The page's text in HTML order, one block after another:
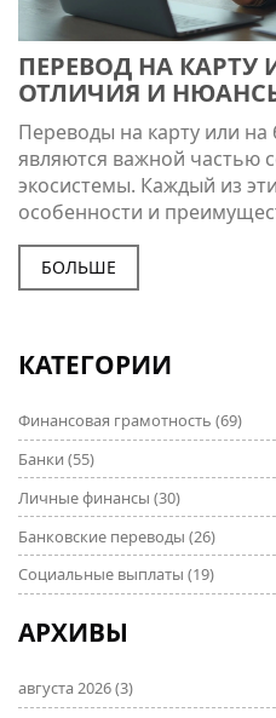
ПЕРЕВОД НА КАРТУ
ОТЛИЧИЯ И
Переводы на карту или на
являются важной частью
экосистемы. Каждый из
особенности и
решающими в
ситуаций. Понимание
на карту и на счет
стоит обратить внимание,
БОЛЬШЕ
КАТЕГОРИИ
Финансовая грамотность (69)
Банки (55)
Личные финансы (30)
Банковские переводы (26)
Социальные выплаты (19)
АРХИВЫ
августа 2026(3)